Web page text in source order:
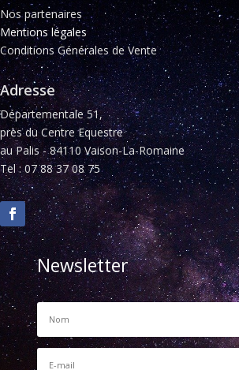
Nos partenaires
Mentions légales
Conditions Générales de Vente
Adresse
Départementale 51,
près du Centre Equestre
au Palis - 84110 Vaison-La-Romaine
Tel : 07 88 37 08 75
Newsletter